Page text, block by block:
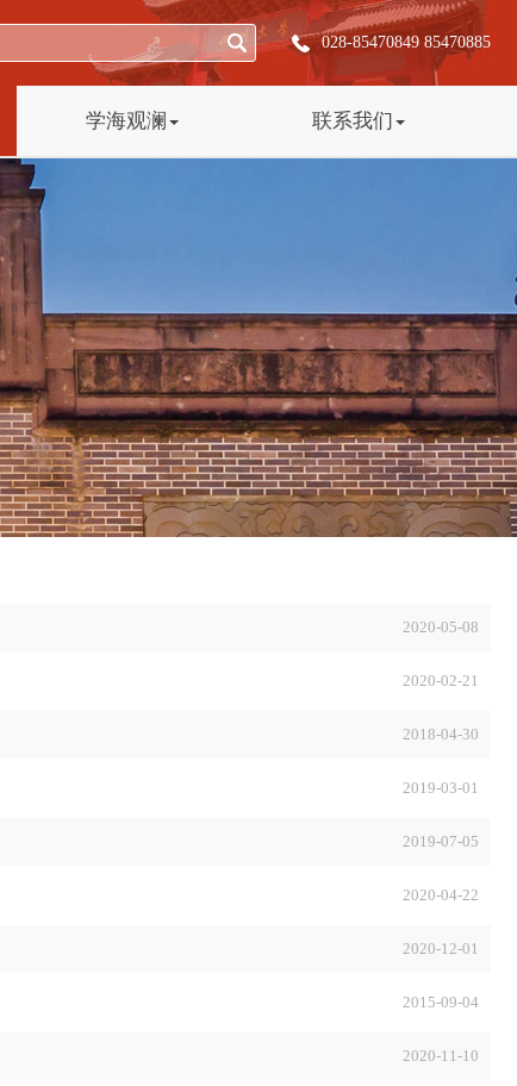
028-85470849 85470885
学海观澜 联系我们
2020-05-08
2020-02-21
2018-04-30
2019-03-01
2019-07-05
2020-04-22
2020-12-01
2015-09-04
2020-11-10